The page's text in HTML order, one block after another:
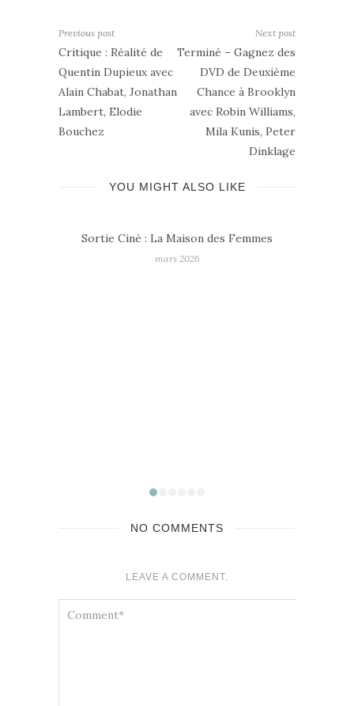
Previous post
Critique : Réalité de
Quentin Dupieux avec
Alain Chabat, Jonathan
Lambert, Elodie
Bouchez
Next post
Terminé – Gagnez des
DVD de Deuxième
Chance à Brooklyn
avec Robin Williams,
Mila Kunis, Peter
Dinklage
YOU MIGHT ALSO LIKE
NO COMMENTS
LEAVE A COMMENT.